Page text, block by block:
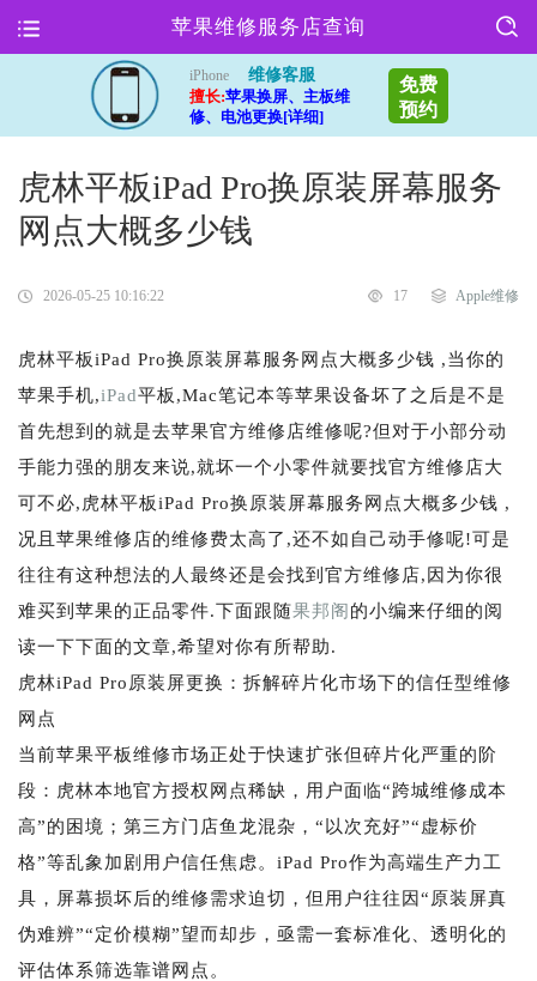
苹果维修服务店查询
iPhone
维修客服
擅长:苹果换屏、主板维
修、电池更换[详细]
免费
预约
虎林平板iPad Pro换原装屏幕服务
网点大概多少钱
2026-05-25 10:16:22 17 Apple维修
虎林平板iPad Pro换原装屏幕服务网点大概多少钱 ,当你的
苹果手机,iPad平板,Mac笔记本等苹果设备坏了之后是不是
首先想到的就是去苹果官方维修店维修呢?但对于小部分动
手能力强的朋友来说,就坏一个小零件就要找官方维修店大
可不必,虎林平板iPad Pro换原装屏幕服务网点大概多少钱 ,
况且苹果维修店的维修费太高了,还不如自己动手修呢!可是
往往有这种想法的人最终还是会找到官方维修店,因为你很
难买到苹果的正品零件.下面跟随果邦阁的小编来仔细的阅
读一下下面的文章,希望对你有所帮助.
虎林iPad Pro原装屏更换：拆解碎片化市场下的信任型维修
网点
当前苹果平板维修市场正处于快速扩张但碎片化严重的阶
段：虎林本地官方授权网点稀缺，用户面临“跨城维修成本
高”的困境；第三方门店鱼龙混杂，“以次充好”“虚标价
格”等乱象加剧用户信任焦虑。iPad Pro作为高端生产力工
具，屏幕损坏后的维修需求迫切，但用户往往因“原装屏真
伪难辨”“定价模糊”望而却步，亟需一套标准化、透明化的
评估体系筛选靠谱网点。